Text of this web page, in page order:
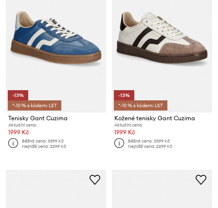
-13%
*-10 % s kódem: LST
Tenisky Gant Cuzima
Aktuální cena:
1999 Kč
Běžná cena:3399 Kč
Nejnižší cena:2299 Kč
-13%
*-10 % s kódem: LST
Kožené tenisky Gant Cuzima
Aktuální cena:
1999 Kč
Běžná cena:3399 Kč
Nejnižší cena:2299 Kč